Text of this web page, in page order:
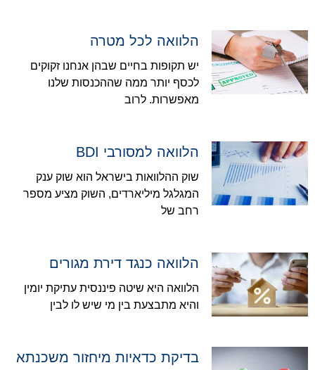
הלוואה לכל מטרה
יש תקופות בחיים שבהן אנחנו זקוקים
לכסף יותר ממה שההכנסות שלנו
מאפשרות. לרוב
הלוואה למסורבי BDI
שוק ההלוואות בישראל הוא שוק ענק
המגלגל מיליארדים, השוק מציע מספר
רחב של
הלוואה כנגד דירת מגורים
הלוואה היא שיטה פיננסית עתיקת יומין
והיא מתבצעת בין מי שיש לו לבין
בדיקת כדאיות מיחזור משכנתא